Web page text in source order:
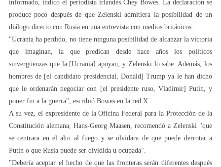
informado, indicó el periodista irlandés Chey Bowes. La declaración se
produce poco después de que Zelenski admitiera la posibilidad de un
diálogo directo con Rusia en una entrevista con medios británicos.
"Ucrania ha perdido, no tiene ninguna posibilidad de alcanzar la victoria
que imaginan, la que predican desde hace años los políticos
sinvergüenzas que la [Ucrania] apoyan, y Zelenski lo sabe. Además, los
hombres de [el candidato presidencial, Donald] Trump ya le han dicho
que le ordenarán negociar con [el presidente ruso, Vladímir] Putin, y
poner fin a la guerra", escribió Bowes en la red X.
A su vez, el expresidente de la Oficina Federal para la Protección de la
Constitución alemana, Hans-Georg Maasen, recomendó a Zelenski "que
se centrara en el alto al fuego y se olvidara de que puede derrotar a
Putin o que Rusia puede ser dividida u ocupada".
"Debería aceptar el hecho de que las fronteras serán diferentes después